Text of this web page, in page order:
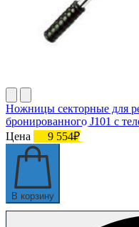
Ножницы секторные для
бронированного J101 с
Цена
9 554₽
В корзину